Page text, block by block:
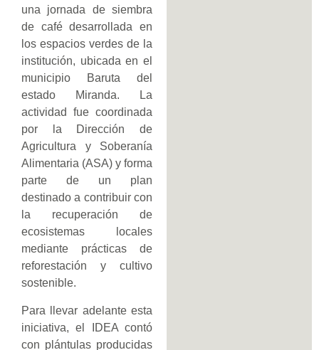
una jornada de siembra
de café desarrollada en
los espacios verdes de la
institución, ubicada en el
municipio Baruta del
estado Miranda. La
actividad fue coordinada
por la Dirección de
Agricultura y Soberanía
Alimentaria (ASA) y forma
parte de un plan
destinado a contribuir con
la recuperación de
ecosistemas locales
mediante prácticas de
reforestación y cultivo
sostenible.
Para llevar adelante esta
iniciativa, el IDEA contó
con plántulas producidas